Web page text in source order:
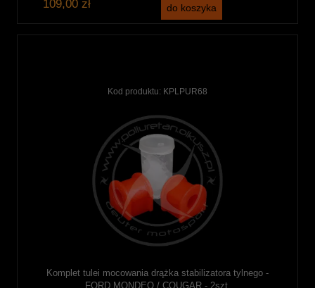
109,00 zł do koszyka
Kod produktu: KPLPUR68
Komplet tulei mocowania drążka stabilizatora tylnego -
FORD MONDEO / COUGAR - 2szt.